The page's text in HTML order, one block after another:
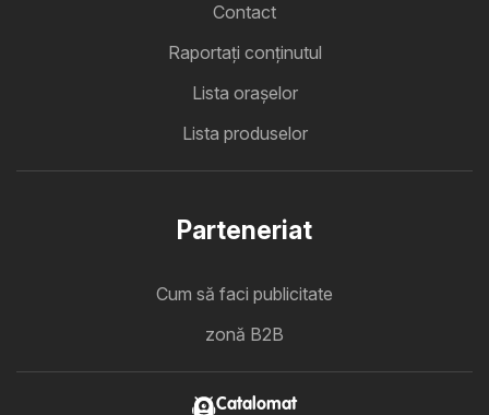
Contact
Raportați conținutul
Lista oraşelor
Lista produselor
Parteneriat
Cum să faci publicitate
zonă B2B
Catalomat